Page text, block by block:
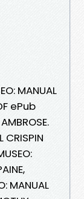
MANUAL
ePub
CRISPIN
MANUAL